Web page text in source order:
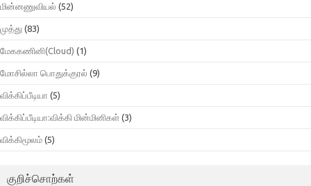
மின்னணுவியல் (52)
முத்து (83)
மேககணினி(Cloud) (1)
மோசில்லா பொதுக்குரல் (9)
விக்கிப்பீடியா (5)
விக்கிப்பீடியா:விக்கி மின்மினிகள் (3)
விக்கிமூலம் (5)
குறிச்சொற்கள்